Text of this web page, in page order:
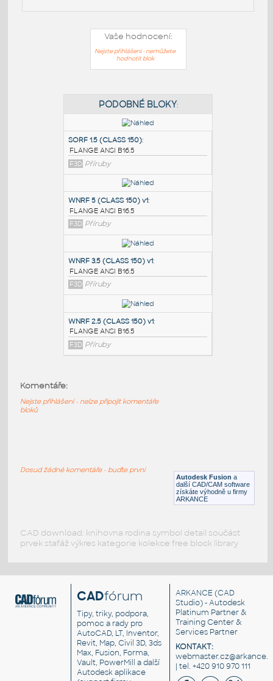
Vaše hodnocení:
Nejste přihlášeni - nemůžete
hodnotit blok
PODOBNÉ BLOKY
SORF 1.5 (CLASS 150):
FLANGE ANSI B16.5
F3D Příruby
WNRF 5 (CLASS 150) v1
FLANGE ANSI B16.5
F3D Příruby
Příruby
Autodesk Fusion a
další CAD/CAM software
získáte výhodně u firmy
ARKANCE
Komentáře:
Nejste přihlášeni - nelze připojit komentáře
bloků
Dosud žádné komentáře - buďte první
CAD download: knihovna rodina symbol detail součást
prvek stafáž výkres kategorie kolekce free block library
CADfórum
Tipy, triky, podpora,
pomoc a rady pro
AutoCAD, LT, Inventor,
Revit, Map, Civil 3D, 3ds
Max, Fusion, Forma,
Vault, PowerMill a další
Autodesk aplikace
ARKANCE (CAD
Studio) - Autodesk
Platinum Partner &
Training Center &
Services Partner
KONTAKT:
| tel. +420 910 970 111